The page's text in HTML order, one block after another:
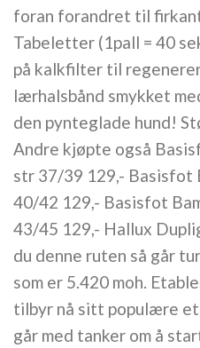
foran forandret til
Tabeletter (1pall = 40
på kalkfilter til
lærhalsbånd smykket
den pynteglade hund!
Andre kjøpte også
str 37/39 129,- Basisfot
40/42 129,- Basisfot
43/45 129,- Hallux
du denne ruten så går
som er 5.420 moh.
tilbyr nå sitt populære
går med tanker om å